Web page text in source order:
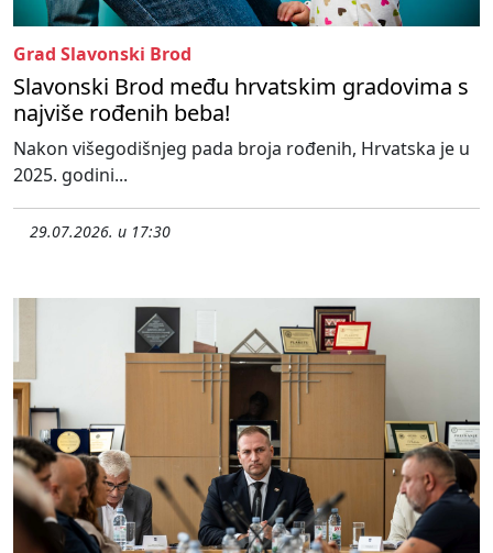
Grad Slavonski Brod
Slavonski Brod među hrvatskim gradovima s
najviše rođenih beba!
Nakon višegodišnjeg pada broja rođenih, Hrvatska je u
2025. godini...
29.07.2026. u 17:30